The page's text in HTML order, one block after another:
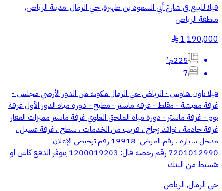
فيلا للبيع في شارع أبي السعود بن ظهيرة, حي الرمال, مدينة الرياض,
منطقة الرياض
1,190,000
§
225م²
7
فيلا تاون هاوس - الرياض حي الرمال مكونة من الدور الأرضي مجلس -
غرفة معيشة - مقلط - غرفة ماستر - مطبخ - دورة مياه الدور الأول غرفة
نوم - غرفة ماستر - دورة مياه الملحق العلوي غرفة ماستر مميزات العقار
غرفة خادمة ، نوافذ زجاج ، قريب من الخدمات ، سطح ، غرفة غسيل ،
مدخل سيارة ، رقم العرض: 19918 رقم ترخيص الإعلان:
7201012990 رقم رخصة فال: 1200019203 يتوفر الدفع كاش او
تقسيط من البنك
حي الرمال, الرياض